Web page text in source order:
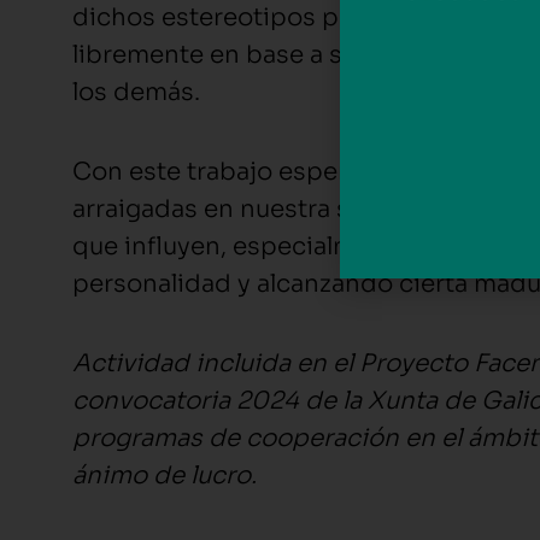
dichos estereotipos para que cada
libremente en base a sus gustos y
los demás.
Con este trabajo esperamos poder
arraigadas en nuestra sociedad, que
que influyen, especialmente en
personalidad y alcanzando cierta
Actividad incluida en el Proyecto
convocatoria 2024 de la Xunta de
programas de cooperación en el
ánimo de lucro.